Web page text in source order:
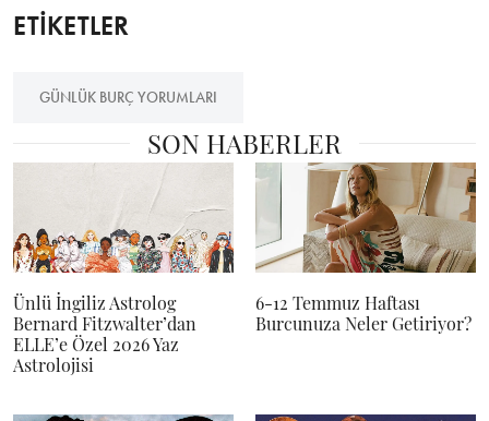
ETİKETLER
GÜNLÜK BURÇ YORUMLARI
SON HABERLER
Ünlü İngiliz Astrolog
Bernard Fitzwalter’dan
ELLE’e Özel 2026 Yaz
Astrolojisi
6-12 Temmuz Haftası
Burcunuza Neler Getiriyor?